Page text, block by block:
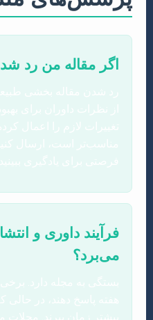
اگر مقاله من رد
فرآیند داوری و
می‌برد؟